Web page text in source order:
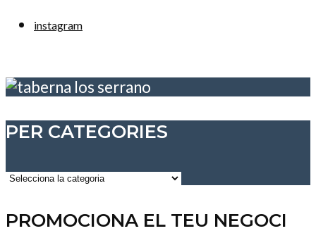
instagram
PER CATEGORIES
Per
PROMOCIONA EL TEU NEGOCI